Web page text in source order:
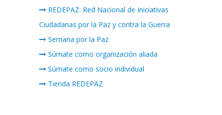
REDEPAZ: Red Nacional de Iniciativas
Ciudadanas por la Paz y contra la Guerra
Semana por la Paz
Súmate como organización aliada
Súmate como socio individual
Tienda REDEPAZ